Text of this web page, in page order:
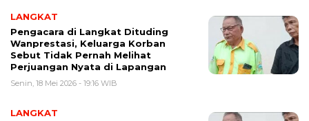
LANGKAT
Pengacara di Langkat Dituding
Wanprestasi, Keluarga Korban
Sebut Tidak Pernah Melihat
Perjuangan Nyata di Lapangan
Senin, 18 Mei 2026 - 19:16 WIB
LANGKAT